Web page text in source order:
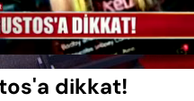
Yüklendi:
100.00%
dikkat!